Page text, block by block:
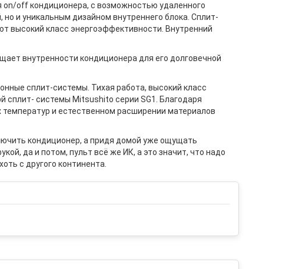
on/off кондиционера, с возможностью удаленного
и уникальным дизайном внутреннего блока. Сплит-
высокий класс энергоэффективности. Внутренний
внутренности кондиционера для его долговечной
сплит-системы. Тихая работа, высокий класс
сплит- системы Mitsushito серии SG1. Благодаря
и естественном расширении материалов
кондиционер, а придя домой уже ощущать
да и потом, пульт всё же ИК, а это значит, что надо
с другого континента.